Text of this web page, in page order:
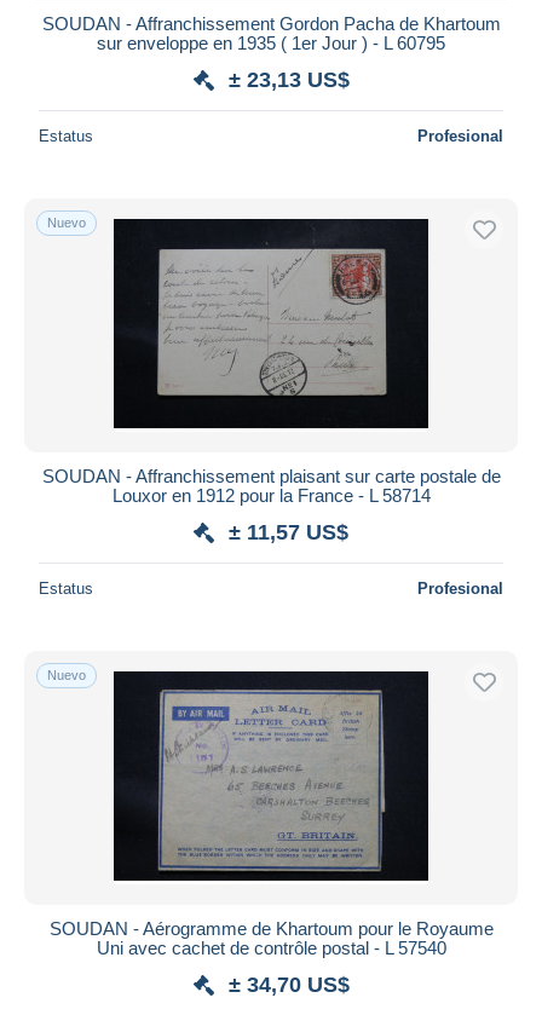
SOUDAN - Affranchissement Gordon Pacha de Khartoum
sur enveloppe en 1935 ( 1er Jour ) - L 60795
± 23,13 US$
Estatus Profesional
Nuevo
SOUDAN - Affranchissement plaisant sur carte postale de
Louxor en 1912 pour la France - L 58714
± 11,57 US$
Estatus Profesional
Nuevo
SOUDAN - Aérogramme de Khartoum pour le Royaume
Uni avec cachet de contrôle postal - L 57540
± 34,70 US$